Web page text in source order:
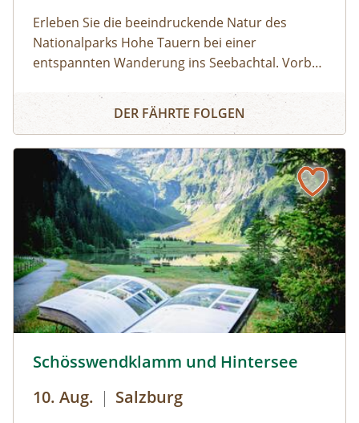
Erleben Sie die beeindruckende Natur des
Nationalparks Hohe Tauern bei einer
entspannten Wanderung ins Seebachtal. Vorbei
Landschaft und beobachten mit etwas Glück
Wildtiere. Erfahren Sie zudem Wissenswertes
Natur – ganz im Sinne von One Health: Gesunde
Natur, gesunder Mensch.
Seebachtal - Natur, die gut tut
DER FÄHRTE FOLGEN
Schösswendklamm und Hintersee
10. Aug. | Salzburg